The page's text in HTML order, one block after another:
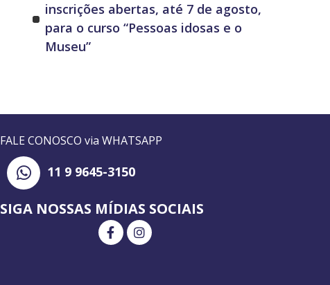
inscrições abertas, até 7 de agosto,
para o curso “Pessoas idosas e o
Museu”
FALE CONOSCO via WHATSAPP
11 9 9645-3150
SIGA NOSSAS MÍDIAS SOCIAIS